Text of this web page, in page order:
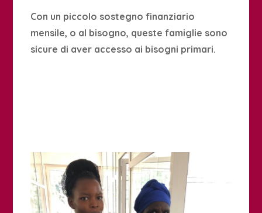
Con un piccolo sostegno finanziario
mensile, o al bisogno, queste famiglie sono
sicure di aver accesso ai bisogni primari.